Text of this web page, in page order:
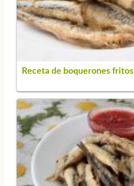
Receta de boquerones fritos